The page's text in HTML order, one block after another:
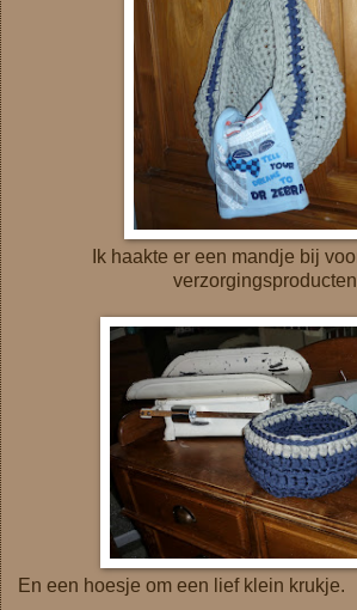
Ik haakte er een mandje bij
En een hoesje om een lief klein krukje.